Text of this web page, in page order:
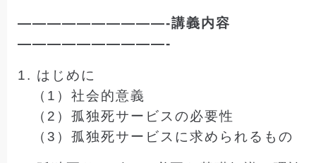
——————————-講義内容
——————————-
1. はじめに
（1）社会的意義
（2）孤独死サービスの必要性
（3）孤独死サービスに求められるもの